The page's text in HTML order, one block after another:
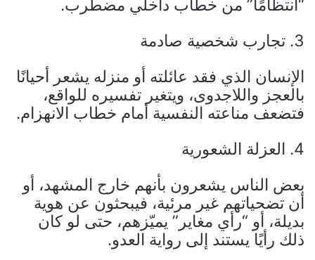
“انتظامًا” من خطاب داخلي مضطرب.
3. تجارب شخصية صادمة
الإنسان الذي فقد عائلته أو منزله يشعر أحيانًا
بالعجز واللاجدوى، ويتغير تفسيره للواقع،
فتضعف مناعته النفسية أمام خطاب الانهزام.
4. العزلة الشعورية
بعض الناس يشعرون بأنهم خارج المشهد، أو
أن تضحياتهم غير مرئية، فيبحثون عن هوية
بديلة، أو “رأي مغاير” يميّزهم، حتى لو كان
ذلك رأيًا يستند إلى رواية العدو.